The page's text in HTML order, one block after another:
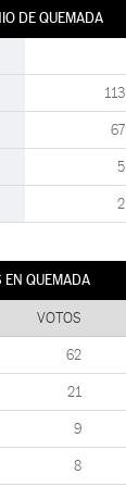
DE QUEMADA
113
67
5
2
EN QUEMADA
VOTOS
62
21
9
8